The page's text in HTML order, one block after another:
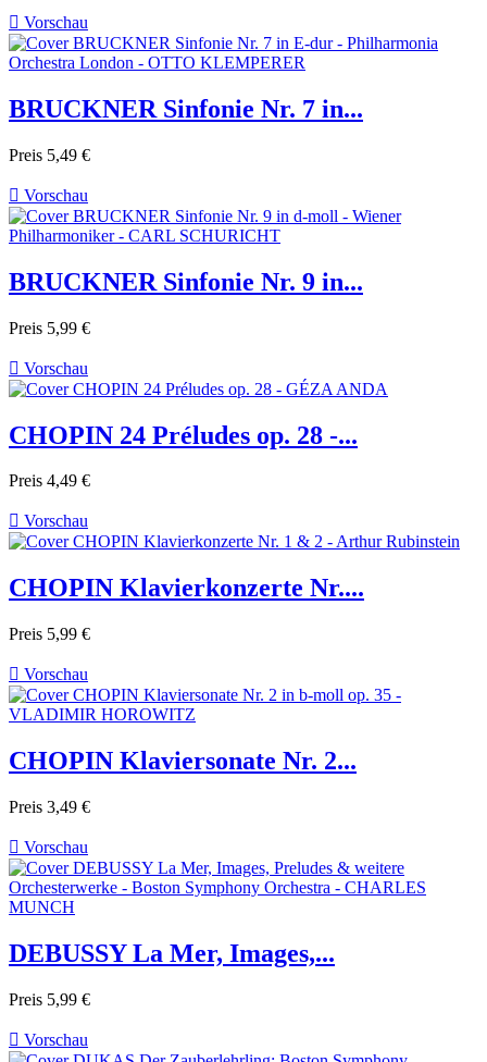
 Vorschau
BRUCKNER Sinfonie Nr. 7 in...
Preis 5,49 €
 Vorschau
BRUCKNER Sinfonie Nr. 9 in...
Preis 5,99 €
 Vorschau
CHOPIN 24 Préludes op. 28 -...
Preis 4,49 €
 Vorschau
CHOPIN Klavierkonzerte Nr....
Preis 5,99 €
 Vorschau
CHOPIN Klaviersonate Nr. 2...
Preis 3,49 €
 Vorschau
DEBUSSY La Mer, Images,...
Preis 5,99 €
 Vorschau